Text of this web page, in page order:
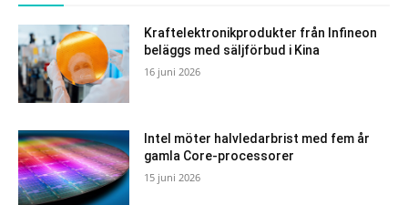
Kraftelektronikprodukter från Infineon
beläggs med säljförbud i Kina
16 juni 2026
Intel möter halvledarbrist med fem år
gamla Core-processorer
15 juni 2026